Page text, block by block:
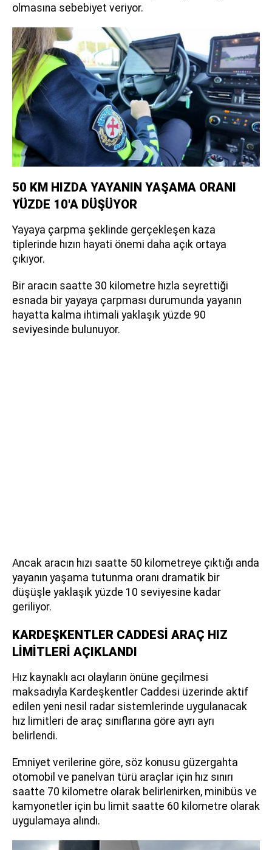
olmasına sebebiyet veriyor.
50 KM HIZDA YAYANIN YAŞAMA ORANI
YÜZDE 10'A DÜŞÜYOR
Yayaya çarpma şeklinde gerçekleşen kaza
tiplerinde hızın hayati önemi daha açık ortaya
çıkıyor.
Bir aracın saatte 30 kilometre hızla seyrettiği
esnada bir yayaya çarpması durumunda yayanın
hayatta kalma ihtimali yaklaşık yüzde 90
seviyesinde bulunuyor.
Ancak aracın hızı saatte 50 kilometreye çıktığı anda
yayanın yaşama tutunma oranı dramatik bir
düşüşle yaklaşık yüzde 10 seviyesine kadar
geriliyor.
KARDEŞKENTLER CADDESİ ARAÇ HIZ
LİMİTLERİ AÇIKLANDI
Hız kaynaklı acı olayların önüne geçilmesi
maksadıyla Kardeşkentler Caddesi üzerinde aktif
edilen yeni nesil radar sistemlerinde uygulanacak
hız limitleri de araç sınıflarına göre ayrı ayrı
belirlendi.
Emniyet verilerine göre, söz konusu güzergahta
otomobil ve panelvan türü araçlar için hız sınırı
saatte 70 kilometre olarak belirlenirken, minibüs ve
kamyonetler için bu limit saatte 60 kilometre olarak
uygulamaya alındı.